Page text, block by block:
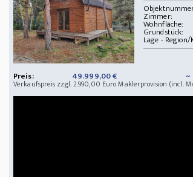
Zimmer:
Wohnfläche:
Grundstück:
Lage - Region/
Preis: 49.999,00 € ~
Verkaufspreis zzgl. 2.990,00 Euro Maklerprovision (incl.